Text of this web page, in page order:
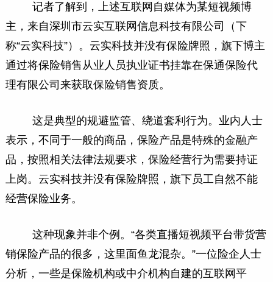
记者了解到，上述互联网自媒体为某短视频博
主，来自深圳市云实互联网信息科技有限公司（下
称“云实科技”）。云实科技并没有保险牌照，旗下博主
通过将保险销售从业人员执业证书挂靠在保通保险代
理有限公司来获取保险销售资质。
这是典型的规避监管、绕道套利行为。业内人士
表示，不同于一般的商品，保险产品是特殊的金融产
品，按照相关法律法规要求，保险经营行为需要持证
上岗。云实科技并没有保险牌照，旗下员工自然不能
经营保险业务。
这种现象并非个例。“各类直播短视频平台带货营
销保险产品的很多，这里面鱼龙混杂。”一位险企人士
分析，一些是保险机构或中介机构自建的互联网平